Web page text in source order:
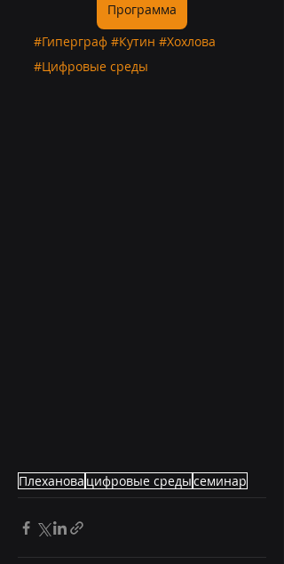
Программа
#Гиперграф #Кутин #Хохлова
#Цифровые среды
Плеханова цифровые средысеминар